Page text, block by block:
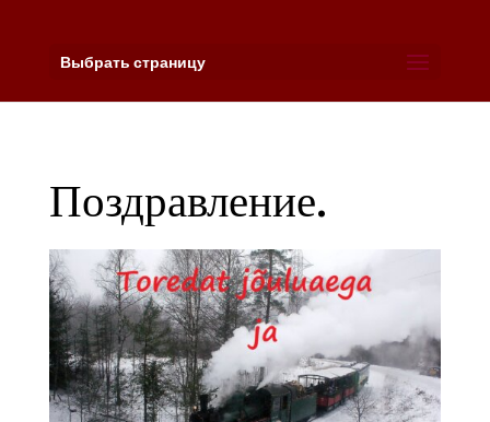
Выбрать страницу
Поздравление.